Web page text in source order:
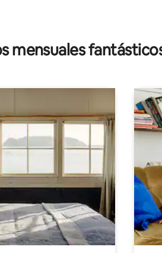
de 5; 3 evaluaciones
mensuales